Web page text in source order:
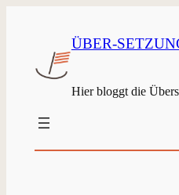
ÜBER-
Hier bloggt die